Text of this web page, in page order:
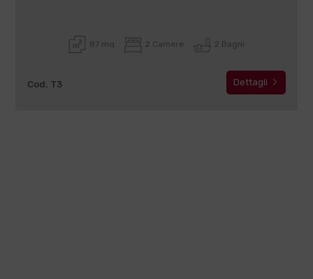
87 mq 2 Camere 2 Bagni
Cod. T3 Dettagli